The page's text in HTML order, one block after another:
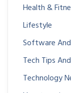
Health &
Lifestyle
Software
Tech Tips
Technology